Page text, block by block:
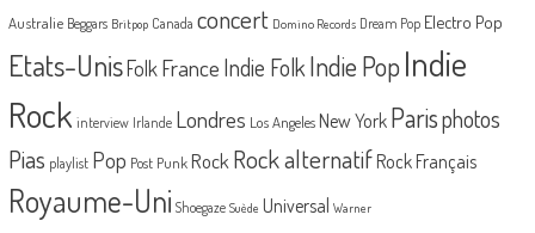
Australie Beggars Britpop Canada concert Domino Records Dream Pop Electro Pop
Etats-UnisFolk France Indie Folk Indie PopIndie
Rock interview Irlande Londres Los Angeles New York Parisphotos
Pias playlist Pop Post Punk Rock Rock alternatif Rock Français
Royaume-Uni Shoegaze Suède Universal Warner